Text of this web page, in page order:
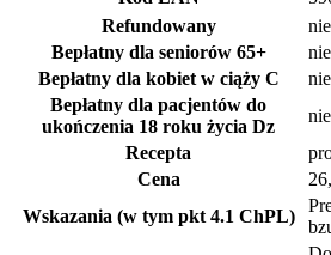
Refundowany
nie
Bepłatny dla seniorów 65+
nie
Bepłatny dla kobiet w ciąży C
nie
Bepłatny dla pacjentów do
ukończenia 18 roku życia Dz
nie
Recepta
Cena
Wskazania (w tym pkt 4.1 ChPL)